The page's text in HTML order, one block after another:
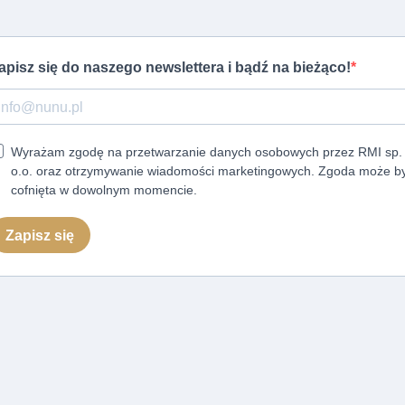
się do naszego newslettera i bądź na bieżąco!
Wyrażam zgodę na przetwarzanie danych osobowych przez RMI sp.
o.o. oraz otrzymywanie wiadomości marketingowych. Zgoda może
cofnięta w dowolnym momencie.
Zapisz się